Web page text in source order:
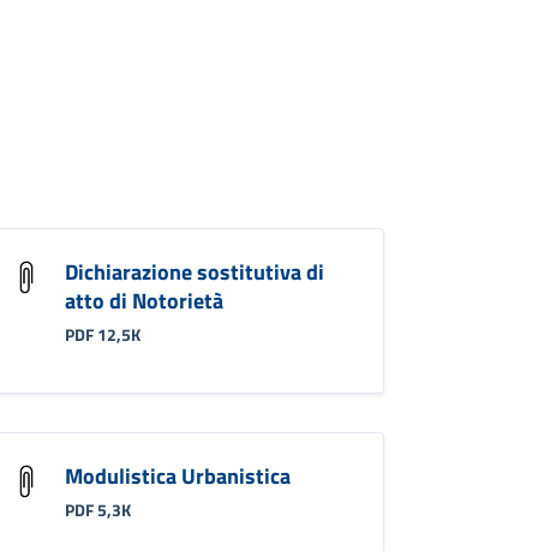
Dichiarazione sostitutiva di
atto di Notorietà
PDF 12,5K
Modulistica Urbanistica
PDF 5,3K